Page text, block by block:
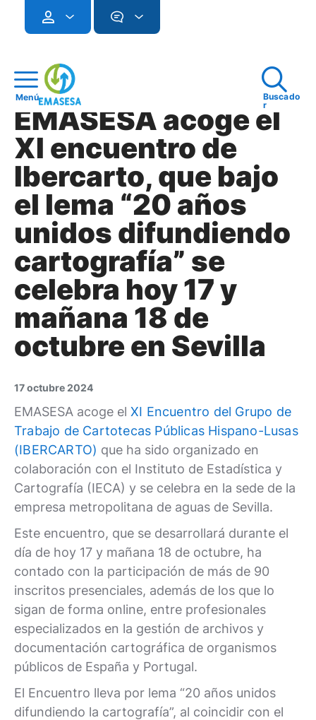
Menú
Buscado
r
EMASESA acoge el
XI encuentro de
Ibercarto, que bajo
el lema “20 años
unidos difundiendo
cartografía” se
celebra hoy 17 y
mañana 18 de
octubre en Sevilla
17 octubre 2024
EMASESA acoge el XI Encuentro del Grupo de
Trabajo de Cartotecas Públicas Hispano-Lusas
(IBERCARTO) que ha sido organizado en
colaboración con el Instituto de Estadística y
Cartografía (IECA) y se celebra en la sede de la
empresa metropolitana de aguas de Sevilla.
Este encuentro, que se desarrollará durante el
día de hoy 17 y mañana 18 de octubre, ha
contado con la participación de más de 90
inscritos presenciales, además de los que lo
sigan de forma online, entre profesionales
especializados en la gestión de archivos y
documentación cartográfica de organismos
públicos de España y Portugal.
El Encuentro lleva por lema “20 años unidos
difundiendo la cartografía”, al coincidir con el